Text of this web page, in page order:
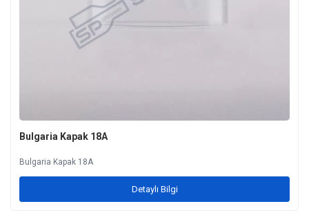
Bulgaria Kapak 18A
Bulgaria Kapak 18A
Detaylı Bilgi